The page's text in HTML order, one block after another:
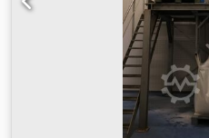
Verfahrwege Verfahrweg X:
Verfahrweg Z: 450 mm
2.000/3.0000 mm/min
2.000/3.0000 mm/min
2.000/3.0000 mm/min
in Y-Achse: 35 m/min Eilgang
Aufspannfläche